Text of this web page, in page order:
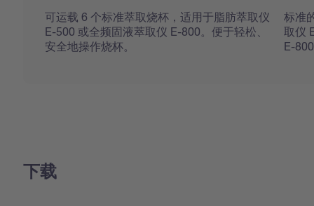
可运载 6 个标准萃取烧杯，适用于脂肪萃取仪
E-500 或全频固液萃取仪 E-800。便于轻松、
安全地操作烧杯。
标准
取仪
E-
下载